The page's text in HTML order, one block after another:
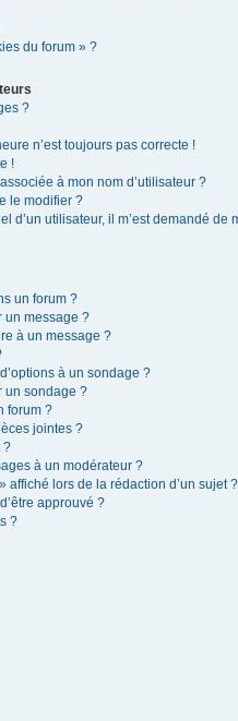
du forum » ?
?
n’est toujours pas correcte !
!
à mon nom d’utilisateur ?
le modifier ?
d’un utilisateur, il m’est demandé de
un forum ?
un message ?
à un message ?
à un sondage ?
un sondage ?
forum ?
jointes ?
?
à un modérateur ?
affiché lors de la rédaction d’un sujet ?
approuvé ?
?